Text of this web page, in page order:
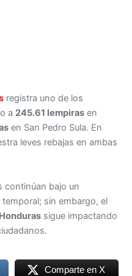
registra uno de los
a 245.61 lempiras en
en San Pedro Sula. En
leves rebajas en ambas
continúan bajo un
sin embargo, el
sigue impactando
Comparte en X